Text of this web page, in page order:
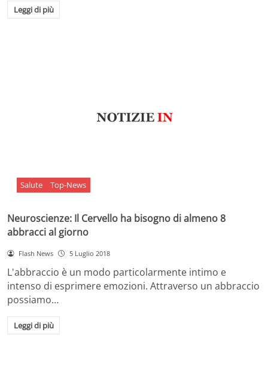
Leggi di più
Salute Top-News
Neuroscienze: Il Cervello ha bisogno di almeno 8
abbracci al giorno
Flash News 5 Luglio 2018
L'abbraccio è un modo particolarmente intimo e
intenso di esprimere emozioni. Attraverso un abbraccio
possiamo…
Leggi di più